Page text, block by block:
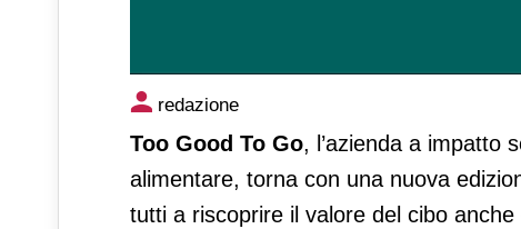
Too Good To Go torna con la
redazione
Too Good To Go, l’azienda a impatto
alimentare, torna con una nuova
tutti a riscoprire il valore del cibo